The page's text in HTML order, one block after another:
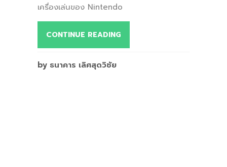
เครื่องเล่นของ Nintendo
CONTINUE READING
by ธนาคาร เลิศสุดวิชัย